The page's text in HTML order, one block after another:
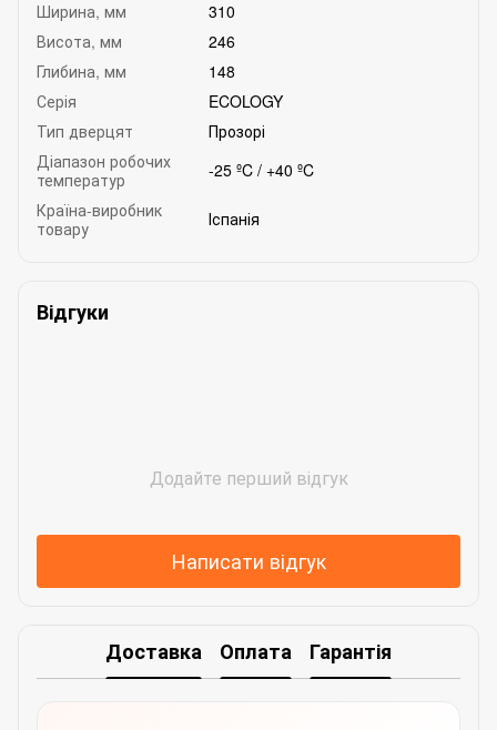
Ширина, мм
310
Висота, мм
246
Глибина, мм
148
Серія
ECOLOGY
Тип дверцят
Прозорі
Діапазон робочих
температур
-25 ºC / +40 ºC
Країна-виробник
товару
Іспанія
Відгуки
Додайте перший відгук
Написати відгук
Доставка Оплата Гарантія